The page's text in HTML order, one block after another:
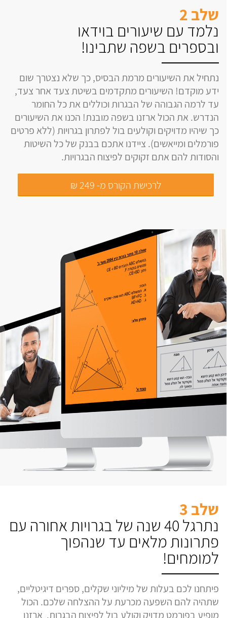
שלב 2
נלמד עם שיעורים בוידאו
ובספרים בשפה שתבינו!
נתחיל את השיעורים מרמת הבסיס, כך שלא נצטרך שום
ידע מוקדם! השיעורים מתקדמים בשיטת צעד אחר צעד,
עד לרמה הגבוהה של הבגרות וכוללים את כל החומר
הנדרש. את הכול ארזנו בשפה מובנת! הכנו את השיעורים
כך שיהיו מדויקים וקולעים בול לפתרון בגרויות (ללא פרטים
פורמלים ומייאשים). ציידנו אתכם בבנק של כל השיטות
והסודות להם אתם זקוקים לפיצוח הבגרויות.
לרכישת הקורס מ- 249 ₪
שלב 3
נתרגל 40 שנה של בגרויות אחורה עם
פתרונות מלאים עד שנהפוך
למומחים!
פיתחנו לכם בעלות של מיליוני שקלים, ספרים דיגיטליים,
שתהיה להם השפעה מכרעת על ההצלחה שלכם. הכול
מופיע בפורמט מדויק וקולע בול לפיצוח הבגרות. ארזנו